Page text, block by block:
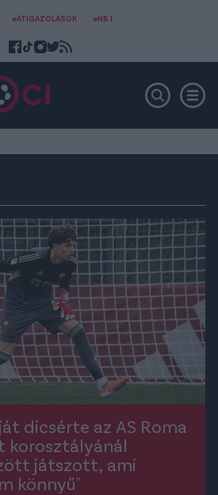
#ÁTIGAZOLÁSOK #NB I
dicsérte az AS Roma
korosztályánál
játszott, ami
könnyű"